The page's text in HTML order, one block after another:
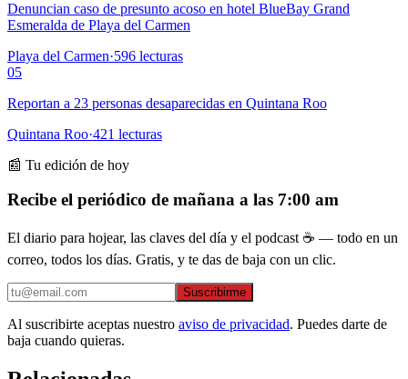
Denuncian caso de presunto acoso en hotel BlueBay Grand
Esmeralda de Playa del Carmen
Playa del Carmen·596 lecturas
05
Reportan a 23 personas desaparecidas en Quintana Roo
Quintana Roo·421 lecturas
📰 Tu edición de hoy
Recibe el periódico de mañana a las 7:00 am
El diario para hojear, las claves del día y el podcast ☕ — todo en un
correo, todos los días. Gratis, y te das de baja con un clic.
Suscribirme
Al suscribirte aceptas nuestro aviso de privacidad. Puedes darte de
baja cuando quieras.